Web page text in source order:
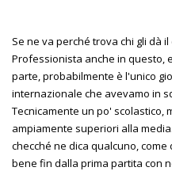
Se ne va perché trova chi gli dà
Professionista anche in questo,
parte, probabilmente è l'unico
internazionale che avevamo in
Tecnicamente un po' scolastico,
ampiamente superiori alla
checché ne dica qualcuno,
bene fin dalla prima partita con